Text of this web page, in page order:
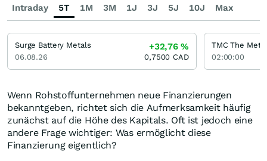
Wenn Rohstoffunternehmen neue Finanzierungen
bekanntgeben, richtet sich die Aufmerksamkeit häufig
zunächst auf die Höhe des Kapitals. Oft ist jedoch eine
andere Frage wichtiger: Was ermöglicht diese
Finanzierung eigentlich?
Intraday 5T 1M 3M 1J 3J 5J 10J Max
Surge Battery Metals
06.08.26
+32,76%
0,7500 CAD
TMC The
02:00:00